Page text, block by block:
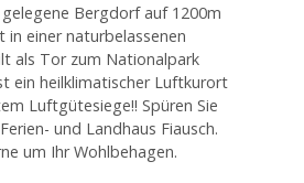
Bergdorf auf 1200m
einer naturbelassenen
als Tor zum Nationalpark
ein heilklimatischer Luftkurort
Luftgütesiege!! Spüren Sie
und Landhaus Fiausch.
um Ihr Wohlbehagen.